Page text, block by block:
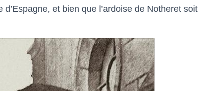
et bien que l’ardoise de Notheret